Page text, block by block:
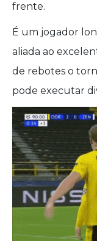
frente.
É um jogador
aliada ao
de rebotes o
pode executar